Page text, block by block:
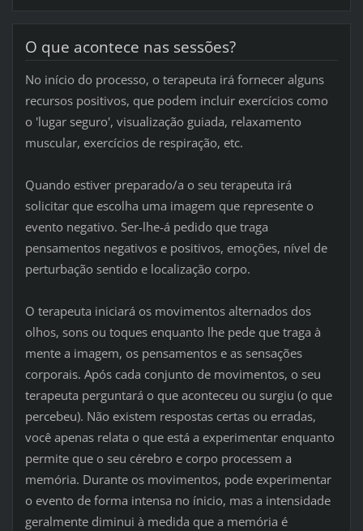
O que acontece nas sessões?
No início do processo, o terapeuta irá fornecer alguns
recursos positivos, que podem incluir exercícios como
o 'lugar seguro', visualização guiada, relaxamento
muscular, exercícios de respiração, etc.
Quando estiver preparado/a o seu terapeuta irá
solicitar que escolha uma imagem que represente o
evento negativo. Ser-lhe-á pedido que traga
pensamentos negativos e positivos, emoções, nível de
perturbação sentido e localização corpo.
O terapeuta iniciará os movimentos alternados dos
olhos, sons ou toques enquanto lhe pede que traga à
mente a imagem, os pensamentos e as sensações
corporais. Após cada conjunto de movimentos, o seu
terapeuta perguntará o que aconteceu ou surgiu (o que
percebeu). Não existem respostas certas ou erradas,
você apenas relata o que está a experimentar enquanto
permite que o seu cérebro e corpo processem a
memória. Durante os movimentos, pode experimentar
o evento de forma intensa no ínicio, mas a intensidade
geralmente diminui à medida que a memória é